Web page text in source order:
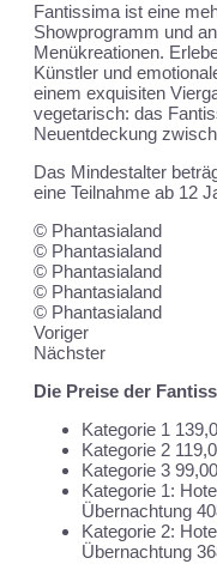
Fantissima ist eine
Showprogramm und
Menükreationen.
Künstler und
einem exquisiten
vegetarisch: das
Neuentdeckung
Das Mindestalter
eine Teilnahme ab 12
© Phantasialand
© Phantasialand
© Phantasialand
© Phantasialand
© Phantasialand
Voriger
Nächster
Die Preise der
Kategorie 1
Kategorie 2
Kategorie 3
Kategorie 1:
Übernachtung
Kategorie 2:
Übernachtung